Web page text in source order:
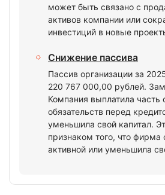
может быть связано с
активов компании или
инвестиций в новые
Снижение пассива
Пассив организации за
220 767 000,00 рублей.
Компания выплатила часть
обязательств перед
уменьшила свой капитал.
признаком того, что фирма
активной или уменьшила